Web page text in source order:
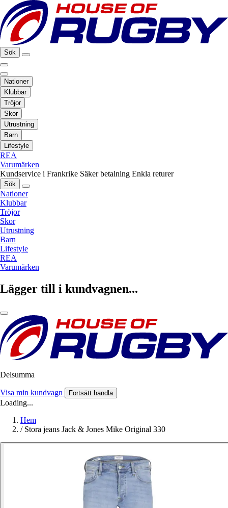
Sök
Nationer
Klubbar
Tröjor
Skor
Utrustning
Barn
Lifestyle
REA
Varumärken
Kundservice i Frankrike Säker betalning Enkla returer
Sök
Nationer
Klubbar
Tröjor
Skor
Utrustning
Barn
Lifestyle
REA
Varumärken
Lägger till i kundvagnen...
Delsumma
Visa min kundvagn Fortsätt handla
Loading...
Hem
/ Stora jeans Jack & Jones Mike Original 330